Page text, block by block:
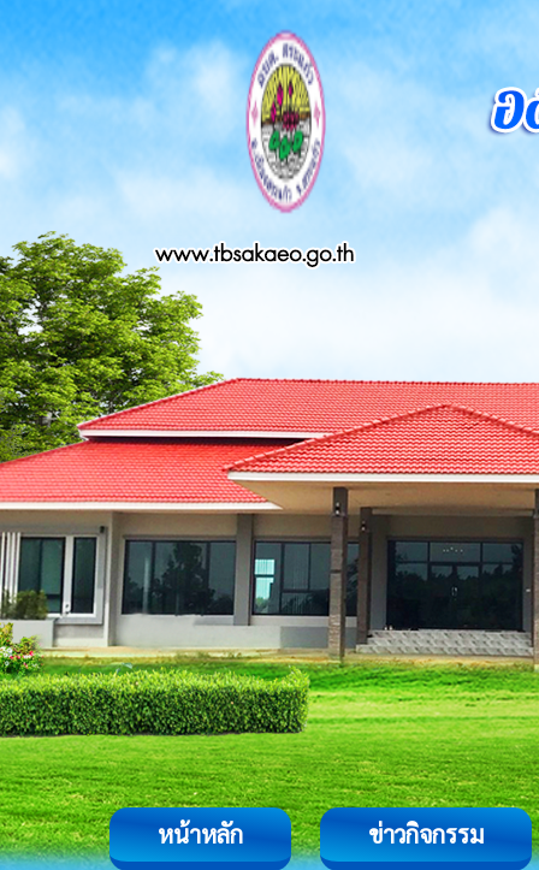
หน้าหลัก ข่าวกิจกรรม